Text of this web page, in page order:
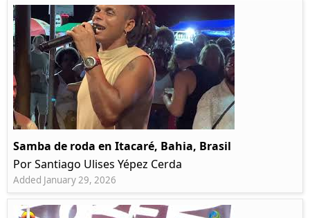
Samba de roda en Itacaré, Bahia, Brasil
Por Santiago Ulises Yépez Cerda
Added January 29, 2026